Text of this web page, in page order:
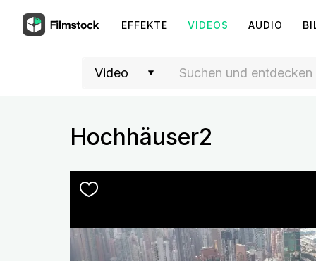
EFFEKTE VIDEOS AUDIO
Hochhäuser2